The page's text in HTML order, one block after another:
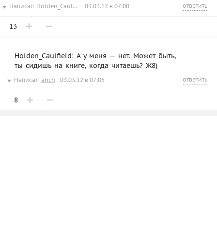
Написал Holden_Caulfield 03.03.12 в 07:00 ответить
13
Holden_Caulfield: А у меня — нет. Может быть,
ты сидишь на книге, когда читаешь? Ж8)
Написал anch 03.03.12 в 07:05 ответить
8